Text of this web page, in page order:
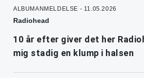
ALBUMANMELDELSE - 11.05.2026
Radiohead
10 år efter giver det her
mig stadig en klump i halsen